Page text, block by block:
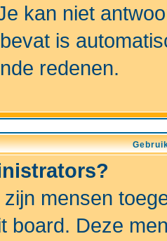
kan niet
is
redenen.
mensen
board. Deze